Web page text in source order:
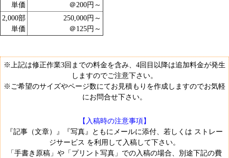
単価
＠200円～
2,000部
単価
250,000円～
＠125円～
※上記は修正作業3回までの料金を含み、4回目以降は追加料金が発生
しますのでご注意下さい。
※ご希望のサイズやページ数にてお見積もりを作成しますのでお気軽
にお問合せ下さい。
【入稿時の注意事項】
『記事（文章）』『写真』ともにメールに添付、若しくは ストレー
ジサービス を利用して入稿して下さい。
「手書き原稿」や「プリント写真」での入稿の場合、別途下記の費